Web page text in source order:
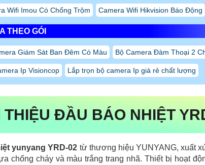
Wifi Imou Có Chống Trộm Camera Wifi Hikvision Báo Động
THEO GÓI
Giám Sát Ban Đêm Có Màu Bộ Camera Đàm Thoại 2
Ip Visioncop Lắp trọn bộ camera Ip giá rẻ chất lượng
THIỆU ĐẦU BÁO NHIỆT
yunyang YRD-02 từ thương hiệu YUNYANG, xuất
chống cháy và màu trắng trang nhã. Thiết bị hoạt